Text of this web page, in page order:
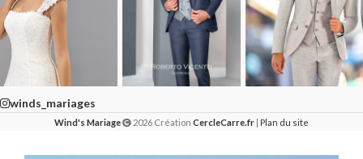
winds_mariages
Wind's Mariage 2026 Création CercleCarre.fr | Plan du site